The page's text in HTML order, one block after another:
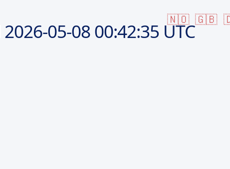
🇳🇴 🇬🇧
2026-05-0800:42:35 UTC